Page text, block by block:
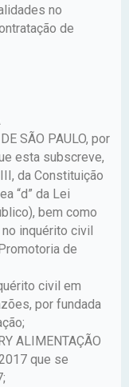
no
de
SÃO PAULO, por
esta subscreve,
da Constituição
“d” da Lei
bem como
inquérito civil
de
civil em
por fundada
ALIMENTAÇÃO
que se